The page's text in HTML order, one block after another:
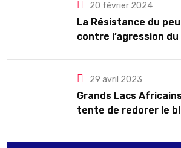
20 février 2024
La Résistance du
contre l’agression du
29 avril 2023
Grands Lacs
tente de redorer le